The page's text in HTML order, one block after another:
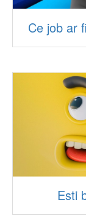
Ce job ar
Esti